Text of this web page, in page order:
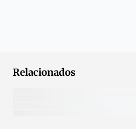
Relacionados